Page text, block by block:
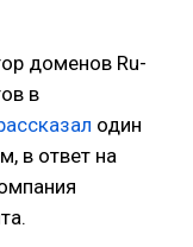
доменов Ru-
в
один
в ответ на